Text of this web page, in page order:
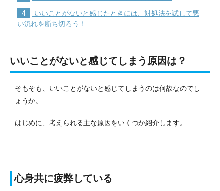
4
いいことがないと感じたときには、対処法を試して悪
い流れを断ち切ろう！
いいことがないと感じてしまう原因は？
そもそも、いいことがないと感じてしまうのは何故なのでし
ょうか。
はじめに、考えられる主な原因をいくつか紹介します。
心身共に疲弊している